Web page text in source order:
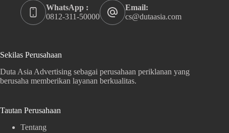
WhatsApp :
0812-311-50000
Email:
cs@dutaasia.com
Sekilas Perusahaan
Duta Asia Advertising sebagai perusahaan periklanan yang
berusaha memberikan layanan berkualitas.
Tautan Perusahaan
Tentang